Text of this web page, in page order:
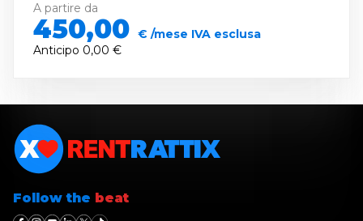
A partire da
450,00 € /mese IVA esclusa
Anticipo 0,00 €
Follow the beat